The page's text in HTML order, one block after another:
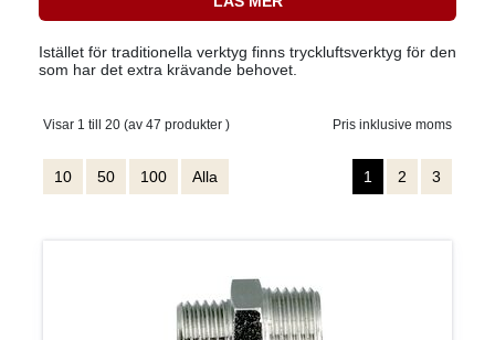
Istället för traditionella verktyg finns tryckluftsverktyg för den
som har det extra krävande behovet.
Visar 1 till 20 (av 47 produkter ) Pris inklusive moms
10 50 100 Alla 1 2 3